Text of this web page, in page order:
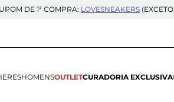
DE 1ª COMPRA: LOVESNEAKERS
HOMENSOUTLETCURADORIA EXCLUSIVA